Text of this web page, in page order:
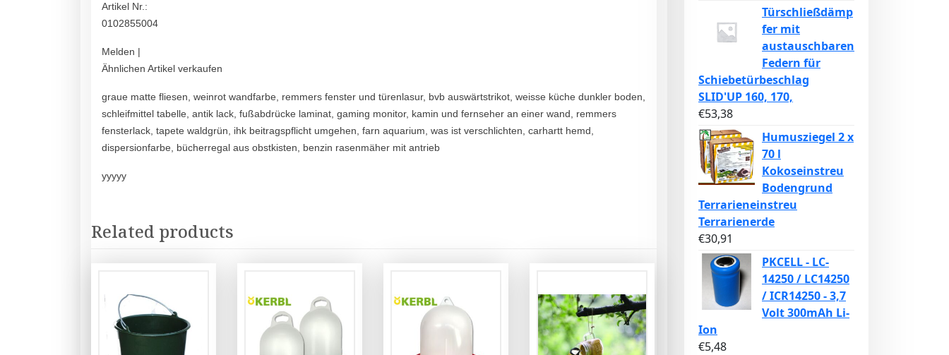
Artikel Nr.:
0102855004
Melden |
Ähnlichen Artikel verkaufen
graue matte fliesen, weinrot wandfarbe, remmers fenster und türenlasur, bvb auswärtstrikot, weisse küche dunkler boden,
schleifmittel tabelle, antik lack, fußabdrücke laminat, gaming monitor, kamin und fernseher an einer wand, remmers
fensterlack, tapete waldgrün, ihk beitragspflicht umgehen, farn aquarium, was ist verschlichten, carhartt hemd,
dispersionfarbe, bücherregal aus obstkisten, benzin rasenmäher mit antrieb
yyyyy
Related products
Türschließdämp
fer mit
austauschbaren
Federn für
Schiebetürbeschlag
SLID'UP 160, 170,
€53,38
Humusziegel 2 x
70 l
Kokoseinstreu
Bodengrund
Terrarieneinstreu
Terrarienerde
€30,91
PKCELL - LC-
14250 / LC14250
/ ICR14250 - 3,7
Volt 300mAh Li-
Ion
€5,48